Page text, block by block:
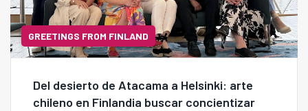
GREETINGS FROM FINLAND
Del desierto de Atacama a Helsinki: arte
chileno en Finlandia buscar concientizar